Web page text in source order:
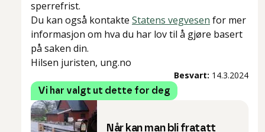
sperrefrist.
Du kan også kontakte Statens vegvesen for mer
informasjon om hva du har lov til å gjøre basert
på saken din.
Hilsen juristen, ung.no
Besvart: 14.3.2024
Vi har valgt ut dette for deg
Når kan man bli fratatt